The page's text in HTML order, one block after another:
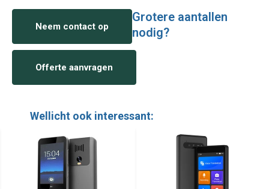
Neem contact op
Grotere aantallen
nodig?
Offerte aanvragen
Wellicht ook interessant: